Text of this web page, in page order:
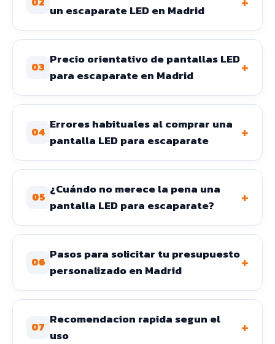
un escaparate LED en Madrid
03
Precio orientativo de pantallas LED
para escaparate en Madrid
+
04
Errores habituales al comprar una
pantalla LED para escaparate
+
05
¿Cuándo no merece la pena una
pantalla LED para escaparate?
+
06
Pasos para solicitar tu presupuesto
personalizado en Madrid
+
07
Recomendacion rapida segun el
uso
+